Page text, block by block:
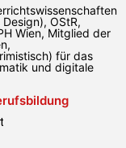
OStR,
Wien, Mitglied der
für das
und digitale